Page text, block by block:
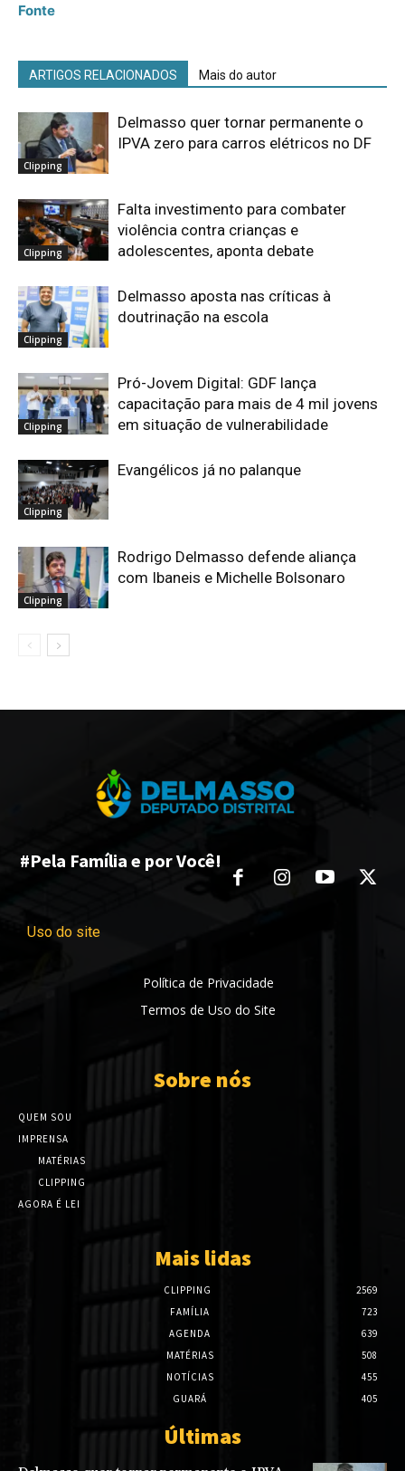
Fonte
ARTIGOS RELACIONADOS Mais do autor
Clipping
Delmasso quer tornar permanente o
IPVA zero para carros elétricos no DF
Clipping
Falta investimento para combater
violência contra crianças e
adolescentes, aponta debate
Clipping
Delmasso aposta nas críticas à
doutrinação na escola
Clipping
Pró-Jovem Digital: GDF lança
capacitação para mais de 4 mil jovens
em situação de vulnerabilidade
Clipping
Evangélicos já no palanque
Clipping
Rodrigo Delmasso defende aliança
com Ibaneis e Michelle Bolsonaro
#Pela Família e por Você!
Uso do site
Política de Privacidade
Termos de Uso do Site
Sobre nós
QUEM SOU
IMPRENSA
MATÉRIAS
CLIPPING
AGORA É LEI
Mais lidas
CLIPPING
2569
FAMÍLIA
723
AGENDA
639
MATÉRIAS
508
NOTÍCIAS
455
GUARÁ
405
Últimas